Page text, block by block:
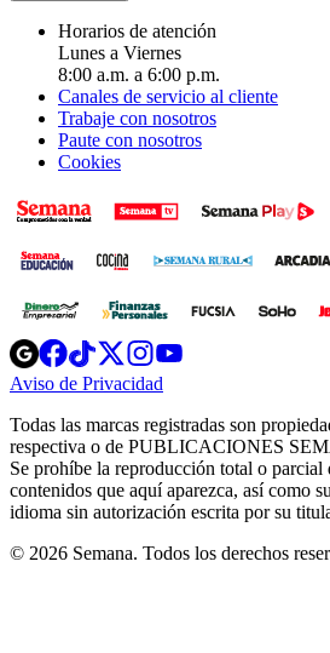
Horarios de atención
Lunes a Viernes
8:00 a.m. a 6:00 p.m.
Canales de servicio al cliente
Trabaje con nosotros
Paute con nosotros
Cookies
Opens
in
new
Opens
in
new
Opens
in
new
window
Opens
new
windowwindow
Aviso de Privacidad
new
window
Todas las marcas registradas son
respectiva o de PUBLICACIONES
Se prohíbe la reproducción total o parcial
contenidos que aquí aparezca, así como
idioma sin autorización escrita por su
© 2026 Semana. Todos los derechos